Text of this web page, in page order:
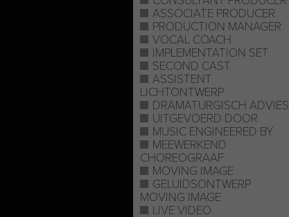
ASSOCIATE PRODUCER
PRODUCTION MANAGER
VOCAL COACH
IMPLEMENTATION SET
SECOND CAST
ASSISTENT
LICHTONTWERP
DRAMATURGISCH ADVIES
UITGEVOERD DOOR
MUSIC ENGINEERED BY
MEEWERKEND
CHOREOGRAAF
MOVING IMAGE
GELUIDSONTWERP
MOVING IMAGE
LIVE VIDEO